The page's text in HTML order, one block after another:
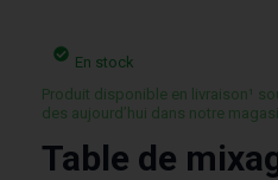
En stock
Produit disponible en livraison¹
des aujourd’hui dans notre
Table de